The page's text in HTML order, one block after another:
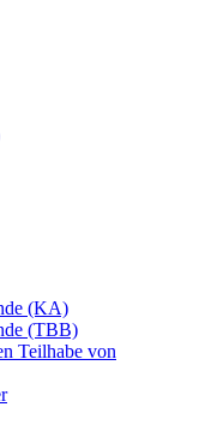
(KA)
(TBB)
Teilhabe von